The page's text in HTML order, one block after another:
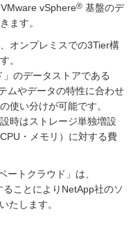
vSphere® 基盤のデ
ます。
オンプレミスでの3Tier構
。
のデータストアである
ムやデータの特性に合わせ
使い分けが可能です。
時はストレージ単独増設
・メモリ）に対する費
ートクラウド」は、
ことによりNetApp社のソ
たします。